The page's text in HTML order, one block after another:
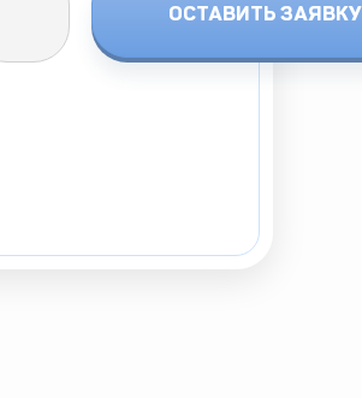
ОСТАВИТЬ ЗАЯВКУ